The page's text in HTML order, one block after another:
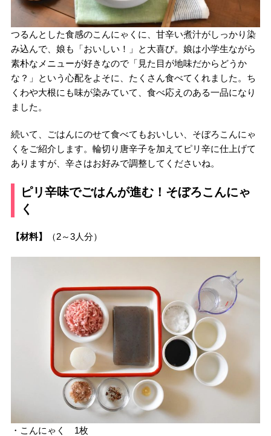
つるんとした食感のこんにゃくに、甘辛い煮汁がしっかり染
み込んで、娘も「おいしい！」と大喜び。娘は小学生ながら
素朴なメニューが好きなので「見た目が地味だからどうか
な？」という心配をよそに、たくさん食べてくれました。ち
くわや大根にも味が染みていて、食べ応えのある一品になり
ました。
続いて、ごはんにのせて食べてもおいしい、そぼろこんにゃ
くをご紹介します。輪切り唐辛子を加えてピリ辛に仕上げて
ありますが、辛さはお好みで調整してくださいね。
ピリ辛味でごはんが進む！そぼろこんにゃ
く
【材料】 （2～3人分）
・こんにゃく 1枚